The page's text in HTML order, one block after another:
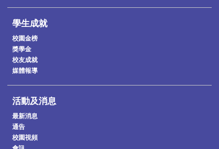
學生成就
校園金榜
獎學金
校友成就
媒體報導
活動及消息
最新消息
通告
校園視頻